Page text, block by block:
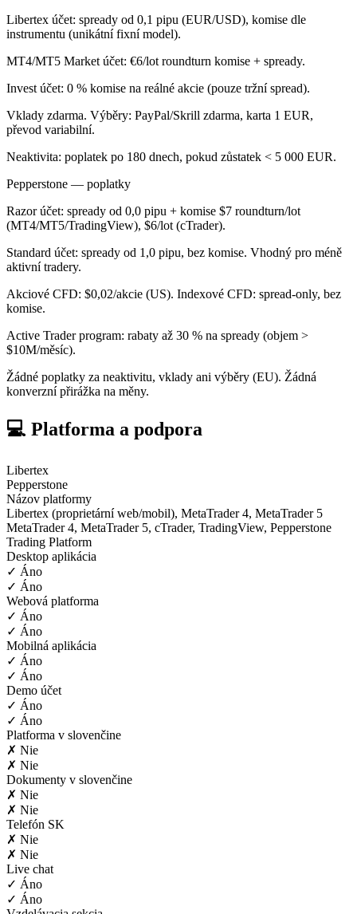
Libertex účet: spready od 0,1 pipu (EUR/USD), komise dle
instrumentu (unikátní fixní model).
MT4/MT5 Market účet: €6/lot roundturn komise + spready.
Invest účet: 0 % komise na reálné akcie (pouze tržní spread).
Vklady zdarma. Výběry: PayPal/Skrill zdarma, karta 1 EUR,
převod variabilní.
Neaktivita: poplatek po 180 dnech, pokud zůstatek < 5 000 EUR.
Pepperstone — poplatky
Razor účet: spready od 0,0 pipu + komise $7 roundturn/lot
(MT4/MT5/TradingView), $6/lot (cTrader).
Standard účet: spready od 1,0 pipu, bez komise. Vhodný pro méně
aktivní tradery.
Akciové CFD: $0,02/akcie (US). Indexové CFD: spread-only, bez
komise.
Active Trader program: rabaty až 30 % na spready (objem >
$10M/měsíc).
Žádné poplatky za neaktivitu, vklady ani výběry (EU). Žádná
konverzní přirážka na měny.
💻 Platforma a podpora
Libertex
Pepperstone
Názov platformy
Libertex (proprietární web/mobil), MetaTrader 4, MetaTrader 5
MetaTrader 4, MetaTrader 5, cTrader, TradingView, Pepperstone
Trading Platform
Desktop aplikácia
✓ Áno
✓ Áno
Webová platforma
✓ Áno
✓ Áno
Mobilná aplikácia
✓ Áno
✓ Áno
Demo účet
✓ Áno
✓ Áno
Platforma v slovenčine
✗ Nie
✗ Nie
Dokumenty v slovenčine
✗ Nie
✗ Nie
Telefón SK
✗ Nie
✗ Nie
Live chat
✓ Áno
✓ Áno